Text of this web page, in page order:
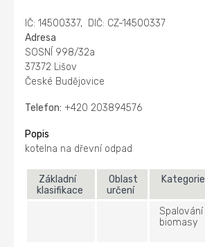
IČ: 14500337, DIČ: CZ-14500337
Adresa
SOSNÍ 998/32a
37372 Lišov
České Budějovice
Telefon: +420 203894576
Popis
kotelna na dřevní odpad
Základní
klasifikace
Oblast
určení
Kategorie
Spalování
biomasy